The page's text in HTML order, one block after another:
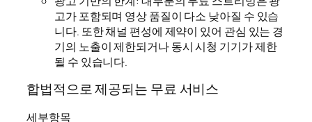
고가 포함되며 영상 품질이 다소 낮아질 수 있습
니다. 또한 채널 편성에 제약이 있어 관심 있는 경
기의 노출이 제한되거나 동시 시청 기기가 제한
될 수 있습니다.
합법적으로 제공되는 무료 서비스
세부항목